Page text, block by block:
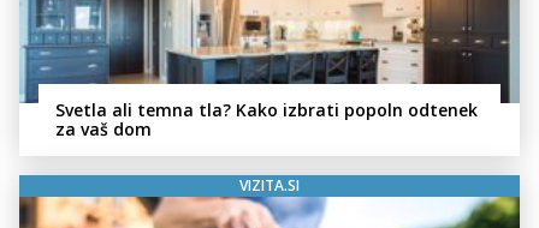
Svetla ali temna tla? Kako izbrati popoln odtenek
za vaš dom
VIZITA.SI